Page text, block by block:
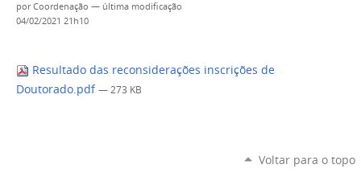
porCoordenação — última modificação
04/02/2021 21h10
Resultado das reconsiderações inscrições de
Doutorado.pdf — 273 KB
Voltar para o topo